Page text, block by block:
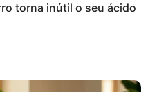
torna inútil o seu ácido